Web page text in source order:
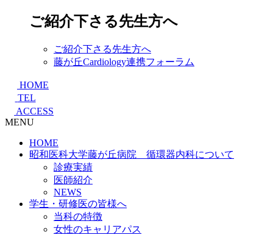
ご紹介下さる先生方へ
ご紹介下さる先生方へ
藤が丘Cardiology連携フォーラム
HOME
TEL
ACCESS
MENU
HOME
昭和医科大学藤が丘病院 循環器内科について
診療実績
医師紹介
NEWS
学生・研修医の皆様へ
当科の特徴
女性のキャリアパス